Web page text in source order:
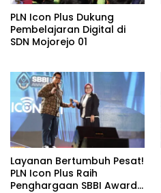
PLN Icon Plus Dukung
Pembelajaran Digital di
SDN Mojorejo 01
Layanan Bertumbuh Pesat!
PLN Icon Plus Raih
Penghargaan SBBI Awards